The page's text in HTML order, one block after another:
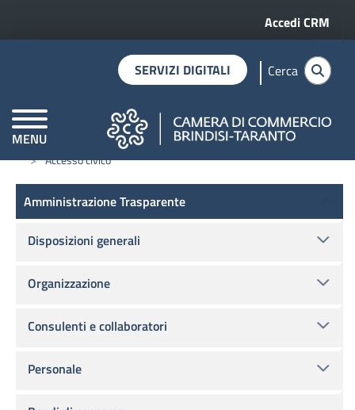
Menu
Accedi CRM
MENU
CAMERE DI COMMERCIO D'ITALIA
SERVIZI DIGITALI Cerca
Home Amministrazione trasparente
Altri contenuti
Accesso civico
Amministrazione Trasparente
Amministrazione Trasparente
Disposizioni generali
Organizzazione
Consulenti e collaboratori
Personale